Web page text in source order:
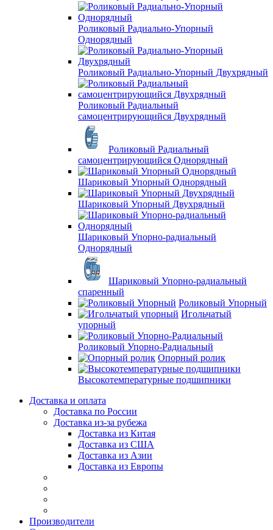
Роликовый Радиально-Упорный
Однорядный
Роликовый Радиально-Упорный Двухрядный
Роликовый Радиальный
самоцентрирующийся Двухрядный
Роликовый Радиальный
самоцентрирующийся Однорядный
Шариковый Упорный Однорядный
Шариковый Упорный Двухрядный
Шариковый Упорно-радиальный
Однорядный
Шариковый Упорно-радиальный
спаренный
Роликовый Упорный
Игольчатый
упорный
Роликовый Упорно-Радиальный
Опорный ролик
Высокотемпературные подшипники
Доставка и оплата
Доставка по России
Доставка из-за рубежа
Доставка из Китая
Доставка из США
Доставка из Азии
Доставка из Европы
Производители